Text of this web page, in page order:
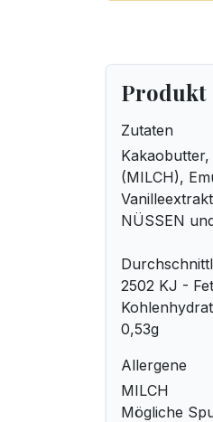
Produkt
Zutaten
(MILCH),
NÜSSEN
2502 KJ -
0,53g
Allergene
MILCH
Mögliche